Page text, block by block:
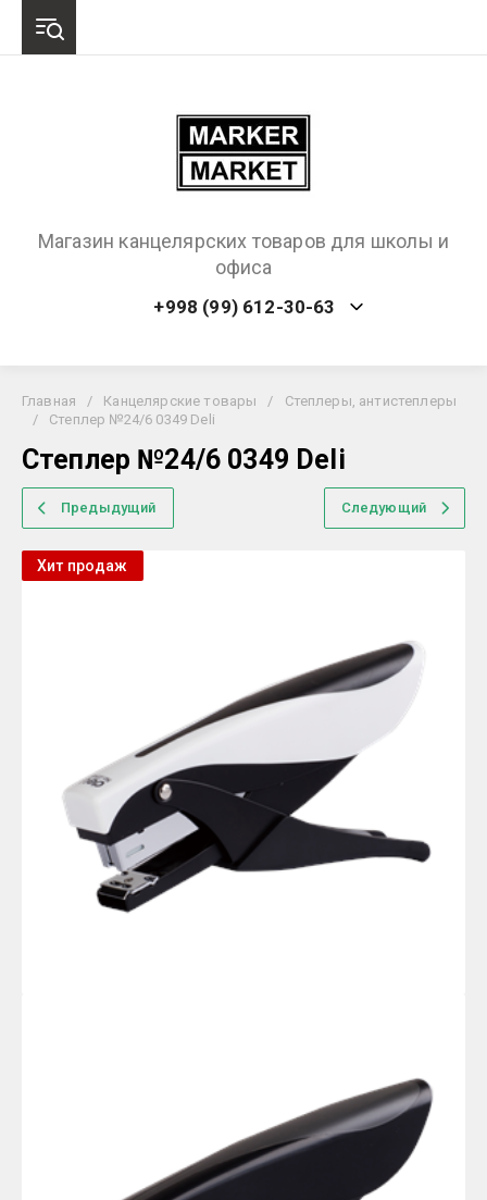
Магазин канцелярских товаров для школы и
офиса
+998 (99) 612-30-63
Главная / Канцелярские товары /
Степлеры, антистеплеры
/
Степлер №24/6 0349 Deli
Степлер №24/6 0349 Deli
Предыдущий Следующий
Хит продаж